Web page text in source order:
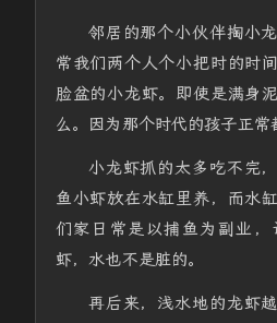
邻居的那个小伙伴掏小
常我们两个人个小把时的时
脸盆的小龙虾。即使是满身
么。因为那个时代的孩子正常
小龙虾抓的太多吃不完
鱼小虾放在水缸里养，而水
们家日常是以捕鱼为副业
虾，水也不是脏的。
再后来，浅水地的龙虾